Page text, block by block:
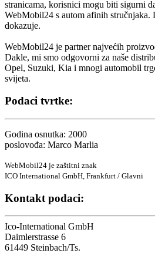
stranicama, korisnici mogu biti sigurni
WebMobil24 s autom afinih stručnjaka.
dokazuje.
WebMobil24 je partner najvećih
Dakle, mi smo odgovorni za naše
Opel, Suzuki, Kia i mnogi automobil
svijeta.
Podaci tvrtke:
Godina osnutka: 2000
poslovođa: Marco Marlia
WebMobil24 je zaštitni znak
ICO International GmbH, Frankfurt / Glavni
Kontakt podaci:
Ico-International GmbH
Daimlerstrasse 6
61449 Steinbach/Ts.